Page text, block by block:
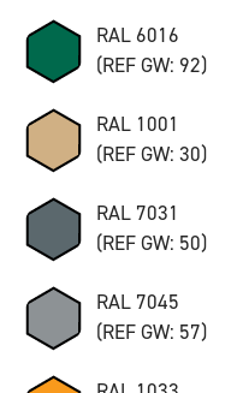
RAL 6016
(REF GW: 92)
RAL 1001
(REF GW: 30)
RAL 7031
(REF GW: 50)
RAL 7045
(REF GW: 57)